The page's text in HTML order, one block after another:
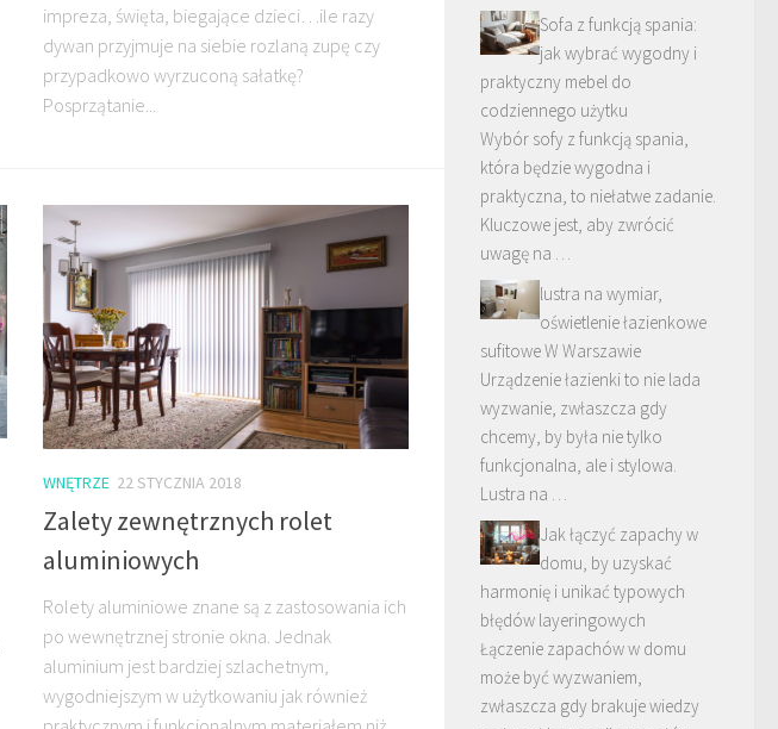
impreza, święta, biegające dzieci…ile razy
dywan przyjmuje na siebie rozlaną zupę czy
przypadkowo wyrzuconą sałatkę?
Posprzątanie...
WNĘTRZE 22 STYCZNIA 2018
Zalety zewnętrznych rolet
aluminiowych
Rolety aluminiowe znane są z zastosowania ich
po wewnętrznej stronie okna. Jednak
aluminium jest bardziej szlachetnym,
wygodniejszym w użytkowaniu jak również
Sofa z funkcją spania:
jak wybrać wygodny i
praktyczny mebel do
codziennego użytku
Wybór sofy z funkcją spania,
która będzie wygodna i
praktyczna, to niełatwe zadanie.
Kluczowe jest, aby zwrócić
uwagę na …
lustra na wymiar,
oświetlenie łazienkowe
sufitowe W Warszawie
Urządzenie łazienki to nie lada
wyzwanie, zwłaszcza gdy
chcemy, by była nie tylko
funkcjonalna, ale i stylowa.
Lustra na …
Jak łączyć zapachy w
domu, by uzyskać
harmonię i unikać typowych
błędów layeringowych
Łączenie zapachów w domu
może być wyzwaniem,
zwłaszcza gdy brakuje wiedzy